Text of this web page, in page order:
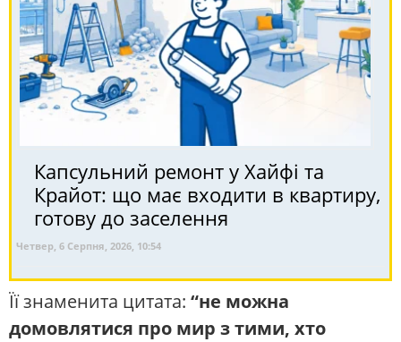
Капсульний ремонт у Хайфі та
Крайот: що має входити в квартиру,
готову до заселення
Четвер, 6 Серпня, 2026, 10:54
Її знаменита цитата: “не можна
домовлятися про мир з тими, хто